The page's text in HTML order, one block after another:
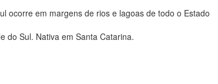
ocorre em margens de rios e lagoas de todo o Estado
do Sul. Nativa em Santa Catarina.